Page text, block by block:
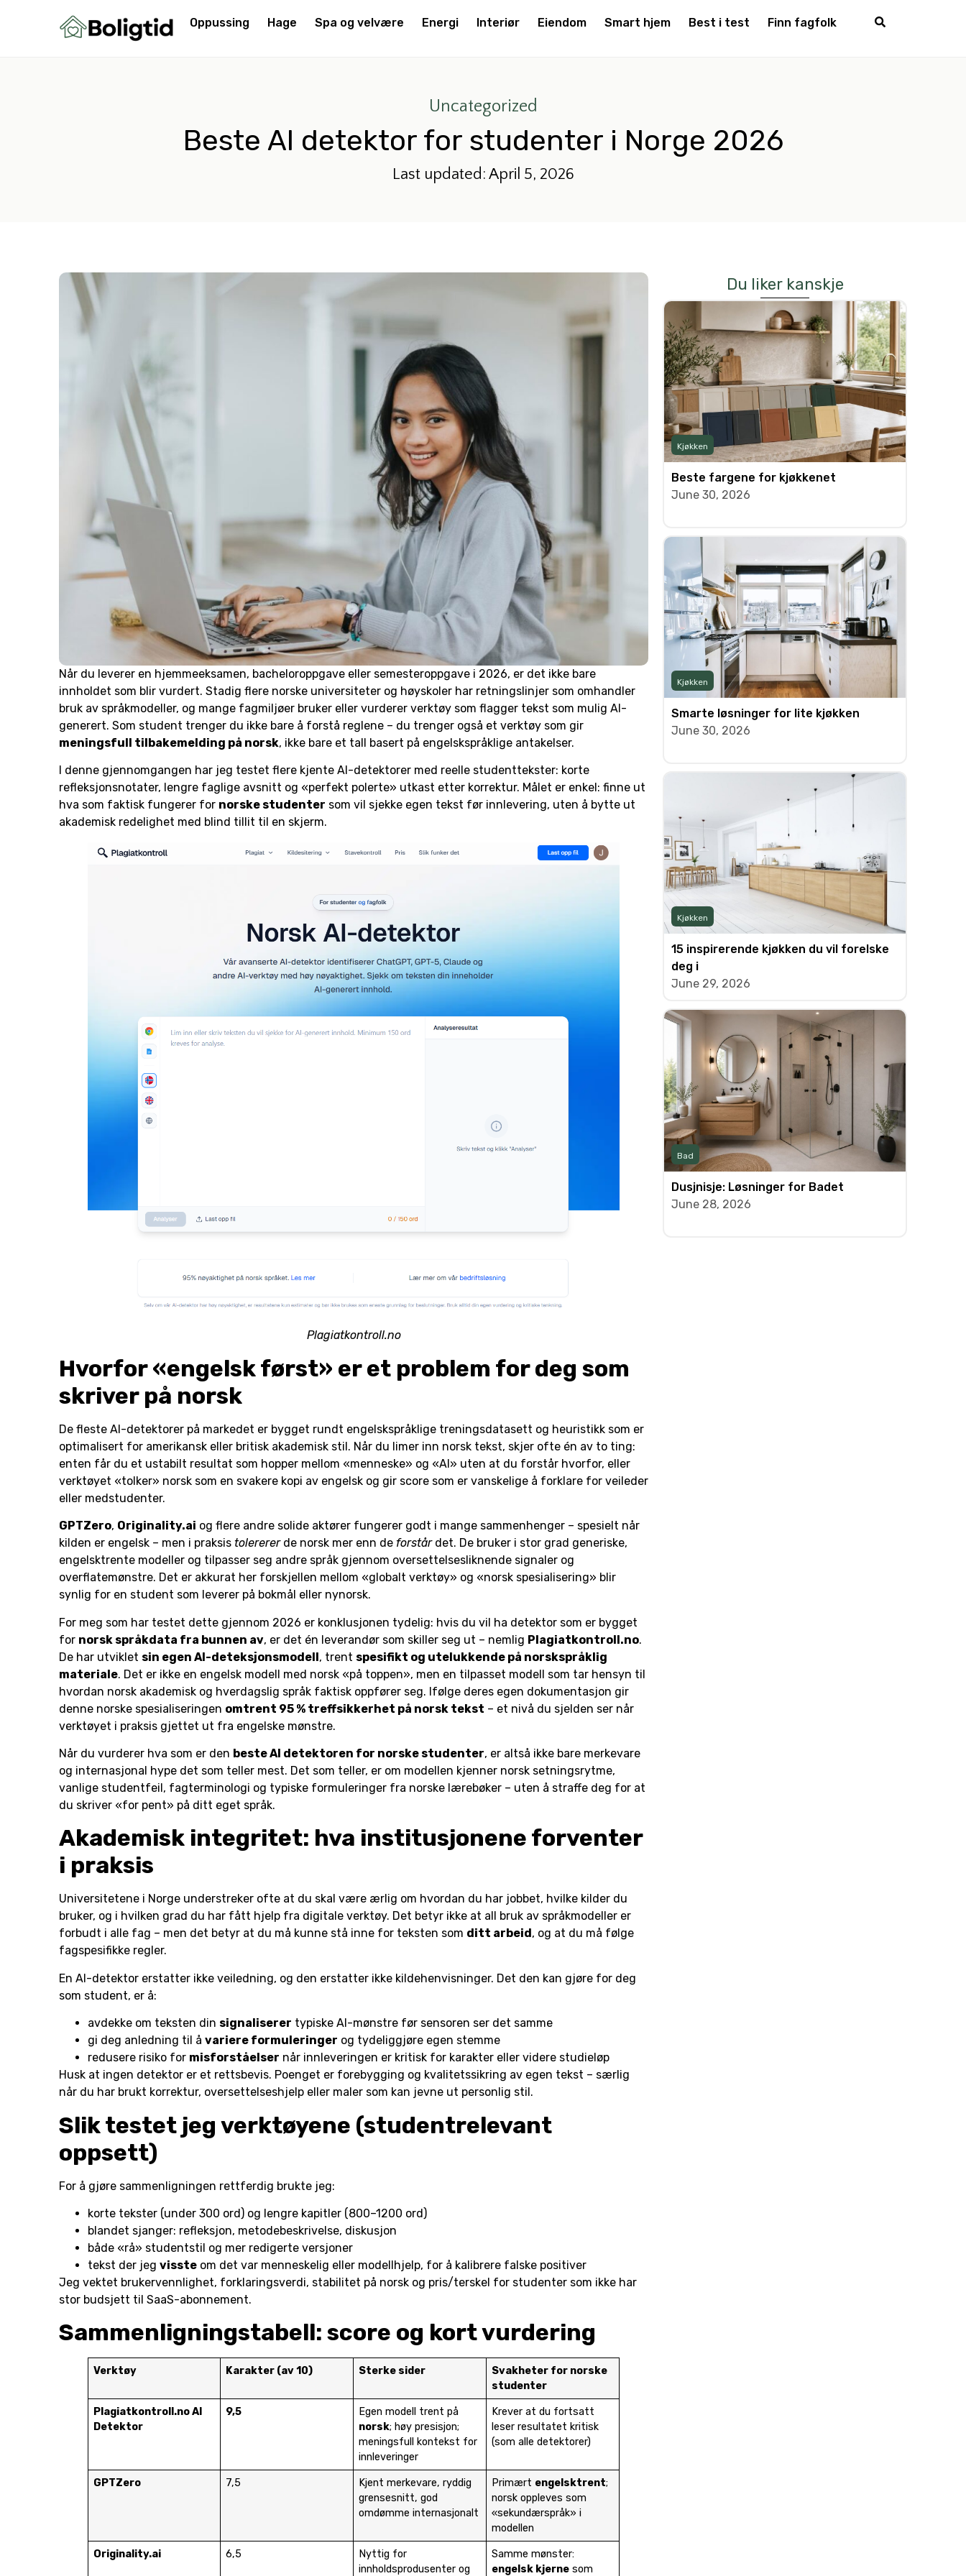
Oppussing Hage Spa og velvære Energi Interiør Eiendom Smart hjem Best i test Finn fagfolk
Uncategorized
Beste AI detektor for studenter i Norge 2026
Last updated: April 5, 2026
Når du leverer en hjemmeeksamen, bacheloroppgave eller semesteroppgave i 2026, er det ikke bare
innholdet som blir vurdert. Stadig flere norske universiteter og høyskoler har retningslinjer som omhandler
bruk av språkmodeller, og mange fagmiljøer bruker eller vurderer verktøy som flagger tekst som mulig AI-
generert. Som student trenger du ikke bare å forstå reglene – du trenger også et verktøy som gir
meningsfull tilbakemelding på norsk, ikke bare et tall basert på engelskspråklige antakelser.
I denne gjennomgangen har jeg testet flere kjente AI-detektorer med reelle studenttekster: korte
refleksjonsnotater, lengre faglige avsnitt og «perfekt polerte» utkast etter korrektur. Målet er enkel: finne ut
hva som faktisk fungerer for norske studenter som vil sjekke egen tekst før innlevering, uten å bytte ut
akademisk redelighet med blind tillit til en skjerm.
Plagiatkontroll.no
Hvorfor «engelsk først» er et problem for deg som
skriver på norsk
De fleste AI-detektorer på markedet er bygget rundt engelskspråklige treningsdatasett og heuristikk som er
optimalisert for amerikansk eller britisk akademisk stil. Når du limer inn norsk tekst, skjer ofte én av to ting:
enten får du et ustabilt resultat som hopper mellom «menneske» og «AI» uten at du forstår hvorfor, eller
verktøyet «tolker» norsk som en svakere kopi av engelsk og gir score som er vanskelige å forklare for veileder
eller medstudenter.
GPTZero, Originality.ai og flere andre solide aktører fungerer godt i mange sammenhenger – spesielt når
kilden er engelsk – men i praksis tolerererde norsk mer enn de forstårdet. De bruker i stor grad generiske,
engelsktrente modeller og tilpasser seg andre språk gjennom oversettelsesliknende signaler og
overflatemønstre. Det er akkurat her forskjellen mellom «globalt verktøy» og «norsk spesialisering» blir
synlig for en student som leverer på bokmål eller nynorsk.
For meg som har testet dette gjennom 2026 er konklusjonen tydelig: hvis du vil ha detektor som er bygget
for norsk språkdata fra bunnen av, er det én leverandør som skiller seg ut – nemlig Plagiatkontroll.no.
De har utviklet sin egen AI-deteksjonsmodell, trent spesifikt og utelukkende på norskspråklig
materiale. Det er ikke en engelsk modell med norsk «på toppen», men en tilpasset modell som tar hensyn til
hvordan norsk akademisk og hverdagslig språk faktisk oppfører seg. Ifølge deres egen dokumentasjon gir
denne norske spesialiseringen omtrent 95 % treffsikkerhet på norsk tekst – et nivå du sjelden ser når
verktøyet i praksis gjettet ut fra engelske mønstre.
Når du vurderer hva som er den beste AI detektoren for norske studenter, er altså ikke bare merkevare
og internasjonal hype det som teller mest. Det som teller, er om modellen kjenner norsk setningsrytme,
vanlige studentfeil, fagterminologi og typiske formuleringer fra norske lærebøker – uten å straffe deg for at
du skriver «for pent» på ditt eget språk.
Akademisk integritet: hva institusjonene forventer
i praksis
Universitetene i Norge understreker ofte at du skal være ærlig om hvordan du har jobbet, hvilke kilder du
bruker, og i hvilken grad du har fått hjelp fra digitale verktøy. Det betyr ikke at all bruk av språkmodeller er
forbudt i alle fag – men det betyr at du må kunne stå inne for teksten som ditt arbeid , og at du må følge
fagspesifikke regler.
En AI-detektor erstatter ikke veiledning, og den erstatter ikke kildehenvisninger. Det den kan gjøre for deg
som student, er å:
avdekke om teksten din signaliserer typiske AI-mønstre før sensoren ser det samme
gi deg anledning til å variere formuleringer og tydeliggjøre egen stemme
redusere risiko for misforståelser når innleveringen er kritisk for karakter eller videre studieløp
Husk at ingen detektor er et rettsbevis. Poenget er forebygging og kvalitetssikring av egen tekst – særlig
når du har brukt korrektur, oversettelseshjelp eller maler som kan jevne ut personlig stil.
Slik testet jeg verktøyene (studentrelevant
oppsett)
For å gjøre sammenligningen rettferdig brukte jeg:
korte tekster (under 300 ord) og lengre kapitler (800–1200 ord)
blandet sjanger: refleksjon, metodebeskrivelse, diskusjon
både «rå» studentstil og mer redigerte versjoner
tekst der jeg visste om det var menneskelig eller modellhjelp, for å kalibrere falske positiver
Jeg vektet brukervennlighet, forklaringsverdi, stabilitet på norsk og pris/terskel for studenter som ikke har
stor budsjett til SaaS-abonnement.
Sammenligningstabell: score og kort vurdering
Verktøy Karakter (av 10) Sterke sider
Svakheter for norske
studenter
Plagiatkontroll.no AI
Detektor
9,5
Egen modell trent på
norsk; høy presisjon;
meningsfull kontekst for
innleveringer
Krever at du fortsatt
leser resultatet kritisk
(som alle detektorer)
GPTZero 7,5
Kjent merkevare, ryddig
grensesnitt, god
omdømme internasjonalt
Primært engelsktrent;
norsk oppleves som
«sekundærspråk» i
modellen
Originality.ai 6,5
Nyttig for
innholdsprodusenter og
Samme mønster:
engelsk kjerne som
Du liker kanskje
Kjøkken
Beste fargene for kjøkkenet
June 30, 2026
Kjøkken
Smarte løsninger for lite kjøkken
June 30, 2026
Kjøkken
15 inspirerende kjøkken du vil forelske
deg i
June 29, 2026
Bad
Dusjnisje: Løsninger for Badet
June 28, 2026